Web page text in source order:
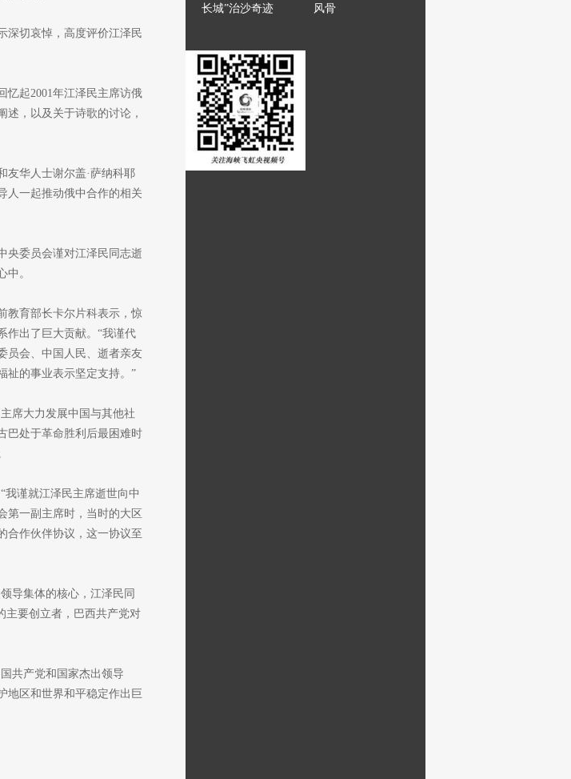
深切哀悼，高度评价江泽民
忆起2001年江泽民主席访俄
，以及关于诗歌的讨论，
友华人士谢尔盖·萨纳科耶
人一起推动俄中合作的相关
央委员会谨对江泽民同志逝
中。
教育部长卡尔片科表示，惊
作出了巨大贡献。“我谨代
员会、中国人民、逝者亲友
祉的事业表示坚定支持。”
席大力发展中国与其他社
巴处于革命胜利后最困难时
我谨就江泽民主席逝世向中
第一副主席时，当时的大区
合作伙伴协议，这一协议至
导集体的核心，江泽民同
主要创立者，巴西共产党对
共产党和国家杰出领导
地区和世界和平稳定作出巨
长城”治沙奇迹
风骨